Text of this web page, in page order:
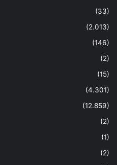
(33)
(2.013)
(146)
(2)
(15)
(4.301)
(12.859)
(2)
(1)
(2)